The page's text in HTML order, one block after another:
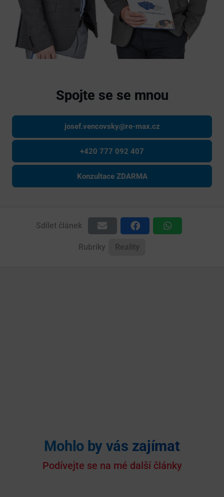
Spojte se se mnou
josef.vencovsky@re-max.cz
+420 777 092 407
Konzultace ZDARMA
Sdílet článek
Rubriky
Mohlo by vás zajímat
Podívejte se na mé další články